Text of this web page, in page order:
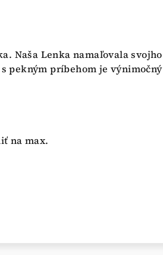
Naša Lenka namaľovala svojho
pekným príbehom je výnimočný
na max.